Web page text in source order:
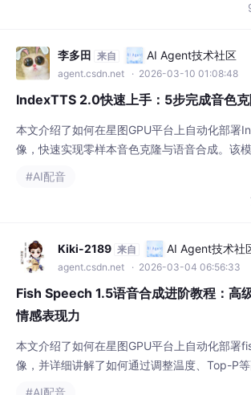
李多田 来自 AI Agent技术社区
agent.csdn.net · 2026-03-10 01:08:48
IndexTTS 2.0快速上手：5步完成音色
本文介绍了如何在星图GPU平台上自动化部署
像，快速实现零样本音色克隆与语音合成。该
频与文字内容，一键生成匹配原声线的音频，
#AI配音
Kiki-2189 来自 AI Agent技术社
agent.csdn.net · 2026-03-04 06:56:33
Fish Speech 1.5语音合成进阶教程：高
情感表现力
本文介绍了如何在星图GPU平台上自动化部署
像，并详细讲解了如何通过调整温度、Top-P
AI语音合成注入丰富的情感表现力，使其能生
#AI配音